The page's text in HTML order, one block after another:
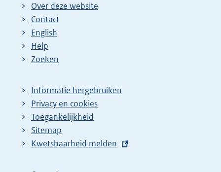
Over deze website
Contact
English
Help
Zoeken
Informatie hergebruiken
Privacy en cookies
Toegankelijkheid
Sitemap
E
Kwetsbaarheid melden